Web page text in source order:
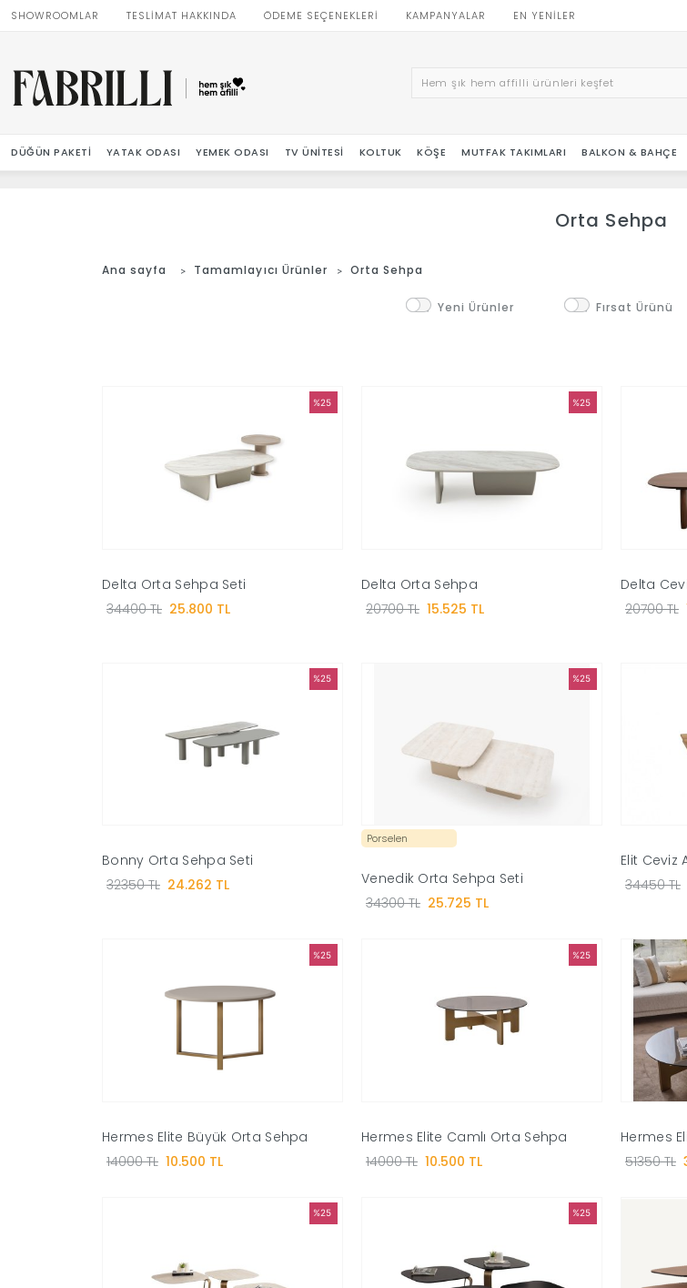
SHOWROOMLAR TESLİMAT HAKKINDA ÖDEME SEÇENEKLERİ KAMPANYALAR EN YENILER
DÜĞÜN PAKETI YATAK ODASI YEMEK ODASI TV ÜNITESI KOLTUK KÖŞE MUTFAK TAKIMLARI BALKON & BAHÇE
Orta Sehpa
Ana sayfa Tamamlayıcı Ürünler Orta Sehpa
Yeni Ürünler Fırsat Ürünü
%25
Delta Orta Sehpa Seti
34400 TL 25.800 TL
%25
Delta Orta Sehpa
20700 TL 15.525 TL
Delta
20700 TL
%25
Bonny Orta Sehpa Seti
32350 TL 24.262 TL
%25
Porselen
Venedik Orta Sehpa Seti
34300 TL 25.725 TL
Elit Ceviz
34450 TL
%25
Hermes Elite Büyük Orta Sehpa
14000 TL 10.500 TL
%25
Hermes Elite Camlı Orta Sehpa
14000 TL 10.500 TL
Hermes
51350 TL
%25 %25